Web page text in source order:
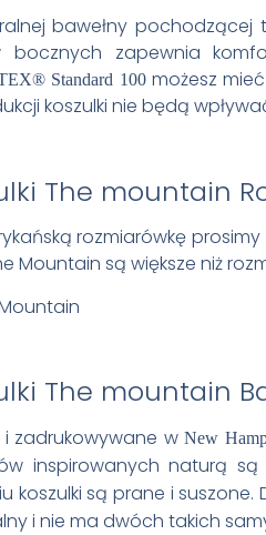
bawełny
zapewnia
Standard 100 możesz
koszulki nie będą
rozmiarówkę
Mountain są większe niż
i zadrukowywane wNew
inspirowanych naturą są
koszulki są prane i
i nie ma dwóch takich